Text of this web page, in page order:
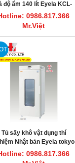
độ ẩm 140 lít Eyela KCL-
2000W
0986.817.366
Mr.Việt
Tủ sấy khô vật dụng thí
Nhật bản Eyela tokyo
Model AWO-1001
0986.817.366